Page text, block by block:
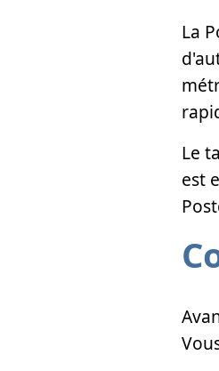
La
Le
est